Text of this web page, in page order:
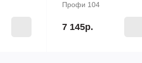
Профи 104
7 145р.